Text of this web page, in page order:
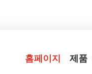
홈페이지 제품